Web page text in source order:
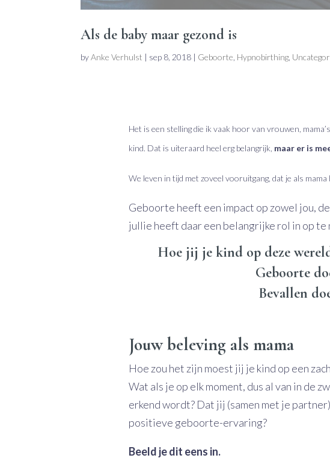
Als de baby maar gezond is
byAnke Verhulst | sep 8, 2018 | Geboorte, Hypnobirthing,
Het is een stelling die ik vaak hoor van vrouwen,
kind. Dat is uiteraard heel erg belangrijk, maar er is
We leven in tijd met zoveel vooruitgang, dat je als
Geboorte heeft een impact op zowel jou,
jullie heeft daar een belangrijke rol in op te
Hoe jij je kind op deze
Geboorte
Bevallen
Jouw beleving als mama
Hoe zou het zijn moest jij je kind op een
Wat als je op elk moment, dus al van in de
erkend wordt? Dat jij (samen met je
positieve geboorte-ervaring?
Beeld je dit eens in.